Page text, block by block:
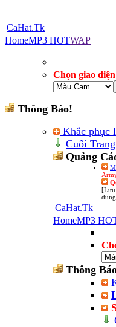
CaHat.Tk
HomeMP3 HOTWAP
Chọn giao
Thông Báo!
Khắc phục
Cuối Trang
Quảng
[Lưu
CaHat.Tk
HomeMP3
Thông